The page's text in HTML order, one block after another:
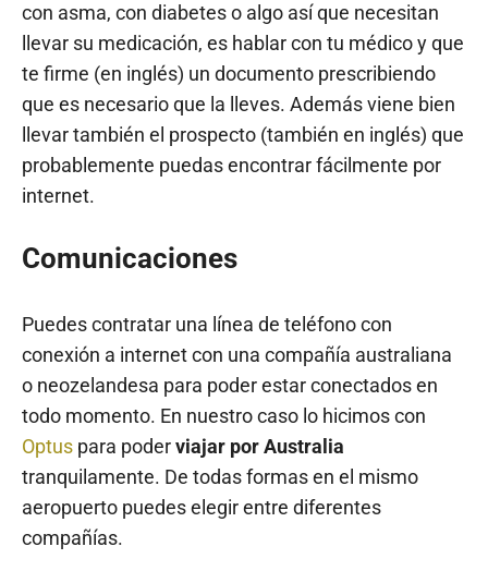
con asma, con diabetes o algo así que necesitan
llevar su medicación, es hablar con tu médico y que
te firme (en inglés) un documento prescribiendo
que es necesario que la lleves. Además viene bien
llevar también el prospecto (también en inglés) que
probablemente puedas encontrar fácilmente por
internet.
Comunicaciones
Puedes contratar una línea de teléfono con
conexión a internet con una compañía australiana
o neozelandesa para poder estar conectados en
todo momento. En nuestro caso lo hicimos con
Optus para poderviajar por Australia
tranquilamente. De todas formas en el mismo
aeropuerto puedes elegir entre diferentes
compañías.